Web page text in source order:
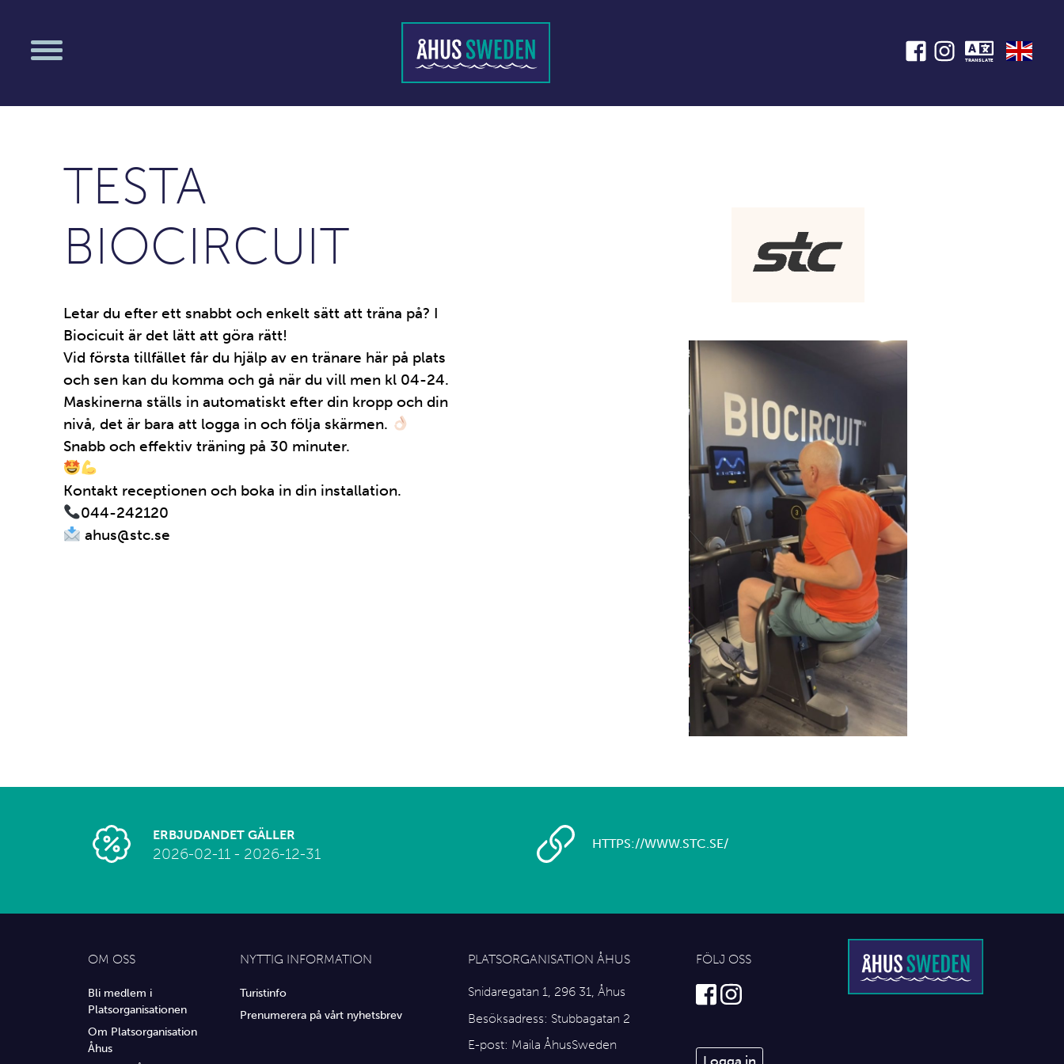
TRANSLATE
TESTA
BIOCIRCUIT
Letar du efter ett snabbt och enkelt sätt att träna på? I
Biocicuit är det lätt att göra rätt!
Vid första tillfället får du hjälp av en tränare här på plats
och sen kan du komma och gå när du vill men kl 04-24.
Maskinerna ställs in automatiskt efter din kropp och din
nivå, det är bara att logga in och följa skärmen.
Snabb och effektiv träning på 30 minuter.
Kontakt receptionen och boka in din installation.
044-242120
ahus@stc.se
ERBJUDANDET GÄLLER
2026-02-11 - 2026-12-31
HTTPS://WWW.STC.SE/
OM OSS
Bli medlem i
Platsorganisationen
Om Platsorganisation
Åhus
NYTTIG INFORMATION
Turistinfo
Prenumerera på vårt nyhetsbrev
PLATSORGANISATION ÅHUS
Snidaregatan 1, 296 31, Åhus
Besöksadress: Stubbagatan 2
E-post: Maila ÅhusSweden
FÖLJ OSS